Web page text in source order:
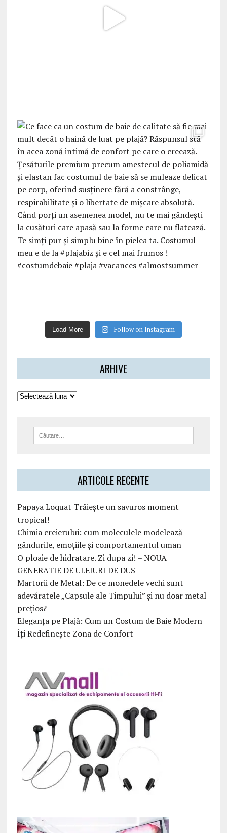
Load More Follow on Instagram
ARHIVE
ARTICOLE RECENTE
Papaya Loquat Trăiește un savuros moment
tropical!
Chimia creierului: cum moleculele modelează
gândurile, emoțiile și comportamentul uman
O ploaie de hidratare. Zi dupa zi! – NOUA
GENERATIE DE ULEIURI DE DUS
Martorii de Metal: De ce monedele vechi sunt
adevăratele „Capsule ale Timpului” și nu doar metal
prețios?
Eleganța pe Plajă: Cum un Costum de Baie Modern
Îți Redefinește Zona de Confort